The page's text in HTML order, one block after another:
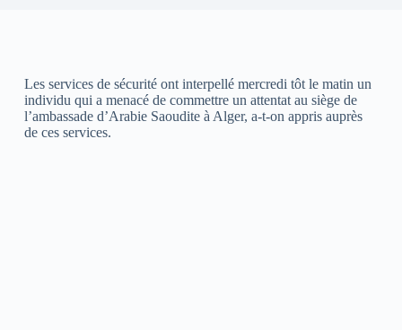
Les services de sécurité ont interpellé mercredi tôt le matin un
individu qui a menacé de commettre un attentat au siège de
l’ambassade d’Arabie Saoudite à Alger, a-t-on appris auprès
de ces services.